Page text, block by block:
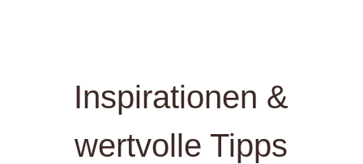
Inspirationen &
wertvolle Tipps